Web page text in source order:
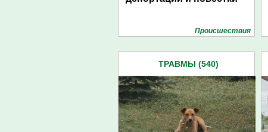
Проиcшествия
ТРАВМЫ (540)